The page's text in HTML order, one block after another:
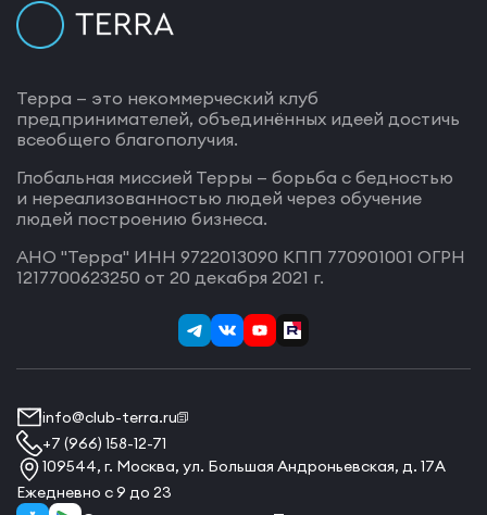
Терра — это некоммерческий клуб
предпринимателей, объединённых идеей достичь
всеобщего благополучия.
Глобальная миссией Терры — борьба с бедностью
и нереализованностью людей через обучение
людей построению бизнеса.
АНО "Терра" ИНН 9722013090 КПП 770901001 ОГРН
1217700623250 от 20 декабря 2021 г.
info@club-terra.ru
+7 (966) 158-12-71
109544, г. Москва, ул. Большая Андроньевская, д. 17А
Ежедневно с 9 до 23